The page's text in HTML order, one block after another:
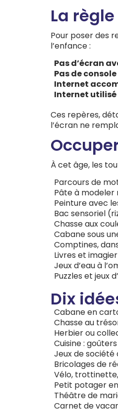
La
Pour poser des
l’enfance :
Pas d’écran
Pas de
Internet
Internet utilisé
Ces repères,
l’écran ne
À cet âge, les
Parcours de
Pâte à modeler
Peinture avec
Bac sensoriel
Chasse aux
Cabane sous
Comptines,
Livres et
Jeux d’eau à
Puzzles et jeux
Dix
Cabane en
Chasse au
Herbier ou
Cuisine :
Jeux de
Bricolages de
Vélo,
Petit potager
Théâtre de
Carnet de